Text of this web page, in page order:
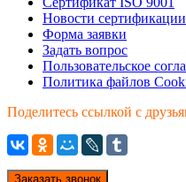
Новости сертификации
Форма заявки
Задать вопрос
Пользовательское
Политика файлов
Поделитесь ссылкой с
Заказать звонок